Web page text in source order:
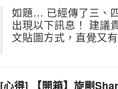
如題… 已經傳了三、
出現以下訊息！ 建議
文貼圖方式，直覺又
[心得] 【開箱】旋剛